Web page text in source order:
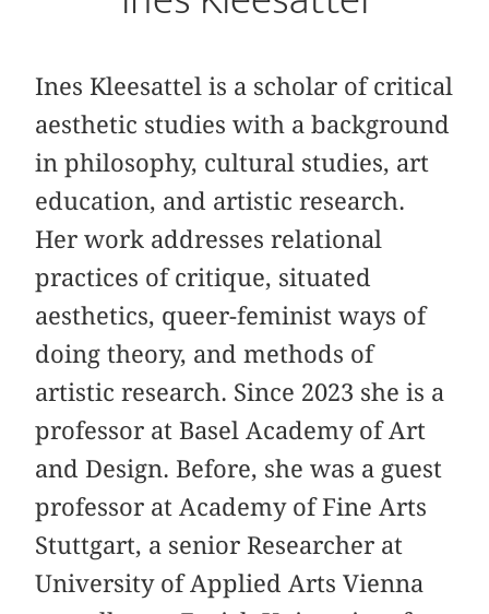
Ines Kleesattel is a scholar of critical
aesthetic studies with a background
in philosophy, cultural studies, art
education, and artistic research.
Her work addresses relational
practices of critique, situated
aesthetics, queer-feminist ways of
doing theory, and methods of
artistic research. Since 2023 she is a
professor at Basel Academy of Art
and Design. Before, she was a guest
professor at Academy of Fine Arts
Stuttgart, a senior Researcher at
University of Applied Arts Vienna